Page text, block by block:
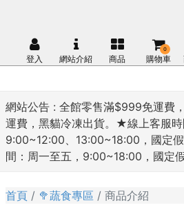
網站公告 : 全館零售滿$999免運費
運費，黑貓冷凍出貨。★線上客服時
9:00~12:00、13:00~18:00，國定
間：周一至五，9:00~18:00，國定假
登入 網站介紹 商品 購物車
0
首頁 🥦蔬食專區 商品介紹